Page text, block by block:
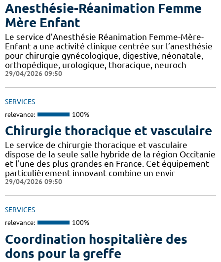
Anesthésie-Réanimation Femme
Mère Enfant
Le service d’Anesthésie Réanimation Femme-Mère-
Enfant a une activité clinique centrée sur l’anesthésie
pour chirurgie gynécologique, digestive, néonatale,
orthopédique, urologique, thoracique, neuroch
29/04/2026 09:50
SERVICES
relevance: 100%
Chirurgie thoracique et vasculaire
Le service de chirurgie thoracique et vasculaire
dispose de la seule salle hybride de la région Occitanie
et l'une des plus grandes en France. Cet équipement
particulièrement innovant combine un envir
29/04/2026 09:50
SERVICES
relevance: 100%
Coordination hospitalière des
dons pour la greffe